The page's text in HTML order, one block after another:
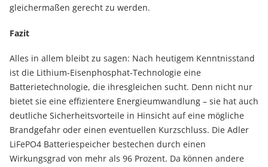
gleichermaßen gerecht zu werden.
Fazit
Alles in allem bleibt zu sagen: Nach heutigem Kenntnisstand
ist die Lithium-Eisenphosphat-Technologie eine
Batterietechnologie, die ihresgleichen sucht. Denn nicht nur
bietet sie eine effizientere Energieumwandlung – sie hat auch
deutliche Sicherheitsvorteile in Hinsicht auf eine mögliche
Brandgefahr oder einen eventuellen Kurzschluss. Die Adler
LiFePO4 Batteriespeicher bestechen durch einen
Wirkungsgrad von mehr als 96 Prozent. Da können andere